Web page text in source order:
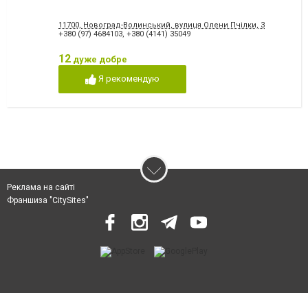
11700, Новоград-Волинський, вулиця Олени Пчілки, 3
+380 (97) 4684103, +380 (4141) 35049
12 дуже добре
Я рекомендую
Реклама на сайті
Франшиза "CitySites"